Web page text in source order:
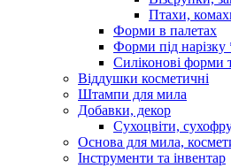
Птахи,
Форми в палетах
Форми під нарізку
Силіконові форми
Віддушки косметичні
Штампи для мила
Добавки, декор
Сухоцвіти,
Основа для мила,
Інструменти та інвентар